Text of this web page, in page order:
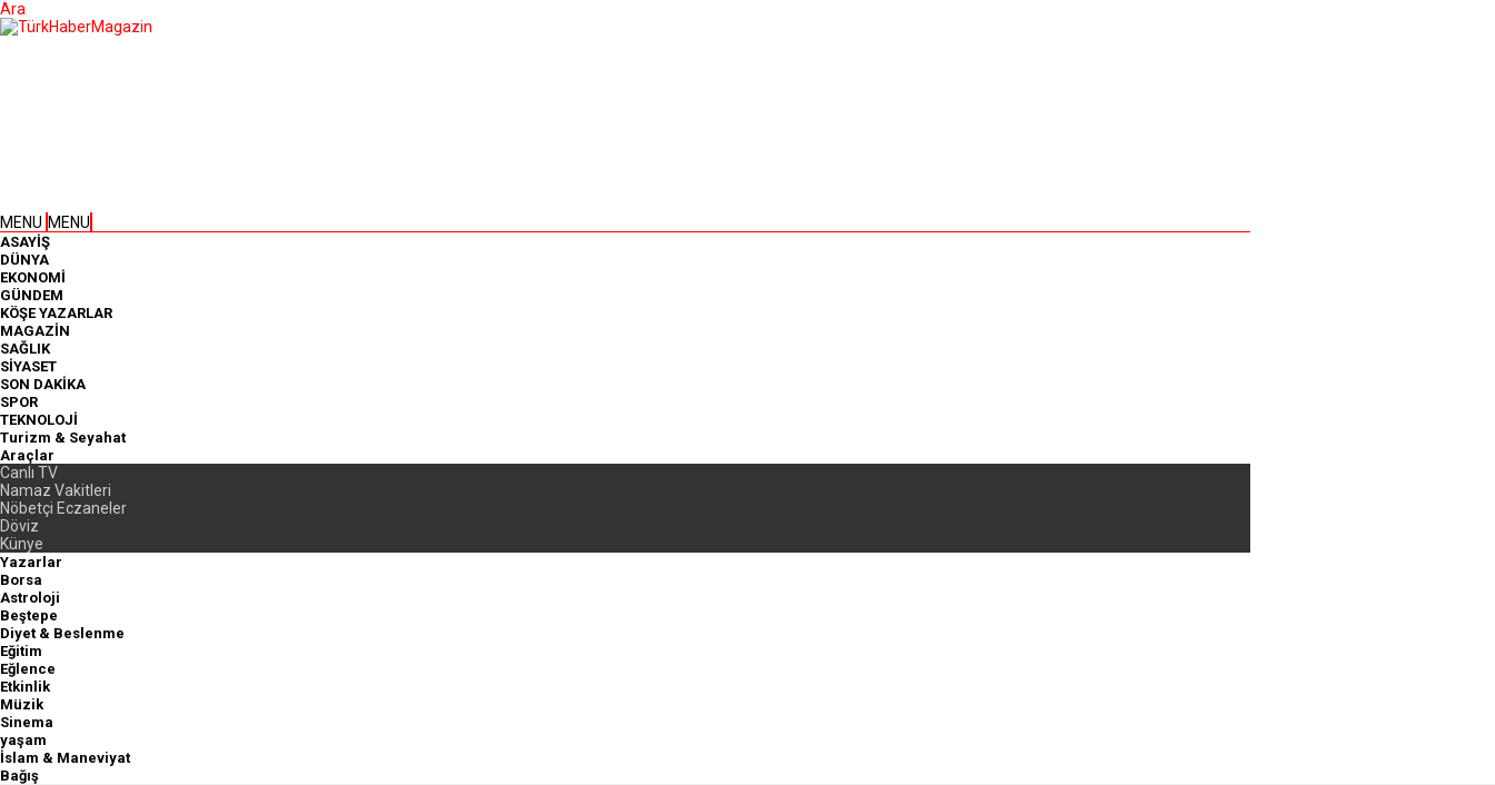
Ara
MENU MENU
ASAYİŞ
DÜNYA
EKONOMİ
GÜNDEM
KÖŞE YAZARLAR
MAGAZİN
SAĞLIK
SİYASET
SON DAKİKA
SPOR
TEKNOLOJİ
Turizm & Seyahat
Araçlar
Canlı TV
Namaz Vakitleri
Nöbetçi Eczaneler
Döviz
Künye
Yazarlar
Borsa
Astroloji
Beştepe
Diyet & Beslenme
Eğitim
Eğlence
Etkinlik
Müzik
Sinema
yaşam
İslam & Maneviyat
Bağış